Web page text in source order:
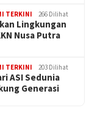
TERKINI 266 Dilihat
Lingkungan
Nusa Putra
TERKINI 203 Dilihat
ASI Sedunia
Generasi